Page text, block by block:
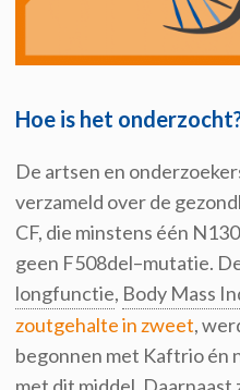
Hoe is het
De artsen en
verzameld over de
CF, die minstens één
geen F508del–mutatie. D
longfunctie, Body Mass
zoutgehalte in zweet,
begonnen met Kaftrioén